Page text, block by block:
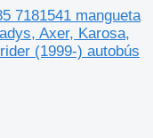
7181541 mangueta
Axer, Karosa,
(1999-) autobús